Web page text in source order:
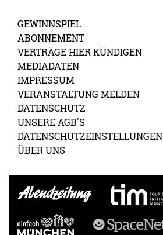
GEWINNSPIEL
ABONNEMENT
VERTRÄGE HIER KÜNDIGEN
MEDIADATEN
IMPRESSUM
VERANSTALTUNG MELDEN
DATENSCHUTZ
UNSERE AGB'S
DATENSCHUTZEINSTELLUNGEN
ÜBER UNS